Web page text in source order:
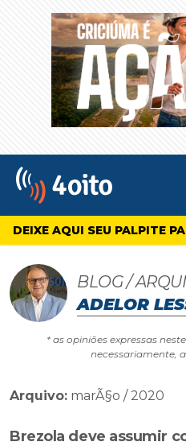
4oito
DEIXE AQUI SEU PALPITE
BLOG /
ADELOR
* as opiniões expressas
necessariamente,
Arquivo: marÃ§o / 2020
Brezola deve assumir